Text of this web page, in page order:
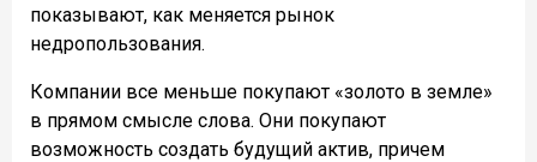
показывают, как меняется рынок
недропользования.
Компании все меньше покупают «золото в земле»
в прямом смысле слова. Они покупают
возможность создать будущий актив, причем